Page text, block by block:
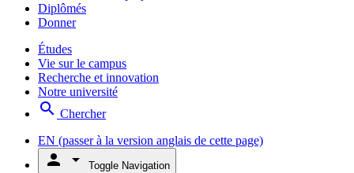
Diplômés
Donner
Études
Vie sur le campus
Recherche et innovation
Notre université
search Chercher
EN (passer à la version anglais de cette page)
person arrow_drop_down Toggle Navigation